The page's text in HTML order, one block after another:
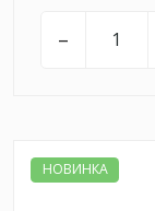
–
НОВИНКА